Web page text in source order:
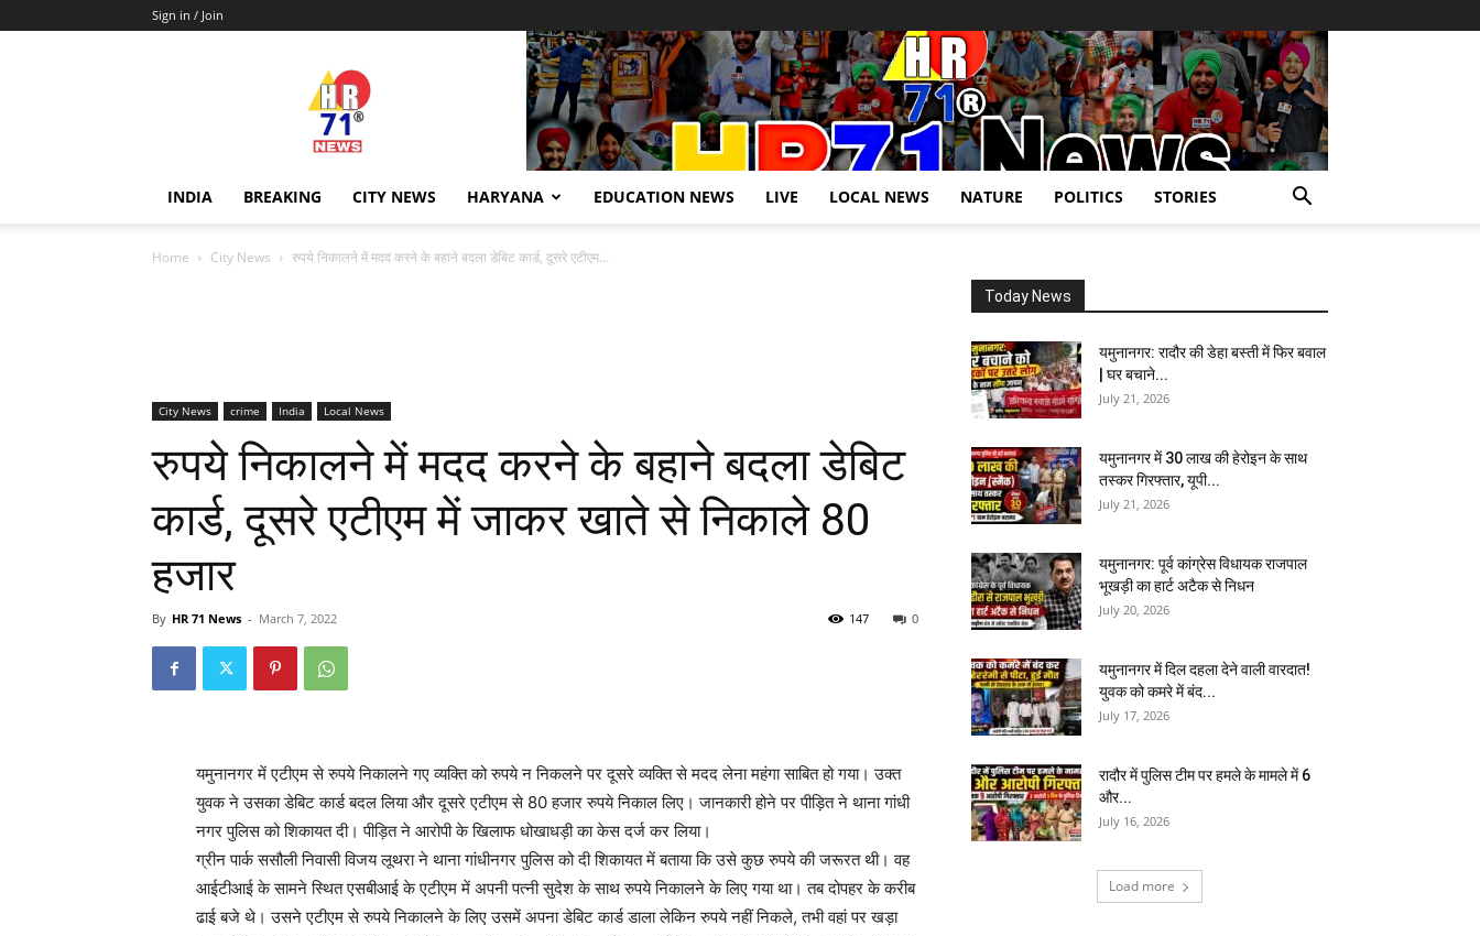
Sign in / Join
Hr71news
INDIA BREAKING CITY NEWS HARYANA EDUCATION NEWS LIVE LOCAL NEWS NATURE POLITICS STORIES
Home City News रुपये निकालने में मदद करने के बहाने बदला डेबिट कार्ड, दूसरे एटीएम...
City News crime India Local News
रुपये निकालने में मदद करने के बहाने बदला डेबिट
कार्ड, दूसरे एटीएम में जाकर खाते से निकाले 80
हजार
By HR 71 News - March 7, 2022 0
147
यमुनानगर में एटीएम से रुपये निकालने गए व्यक्ति को रुपये न निकलने पर दूसरे व्यक्ति से मदद लेना महंगा साबित हो गया। उक्त
युवक ने उसका डेबिट कार्ड बदल लिया और दूसरे एटीएम से 80 हजार रुपये निकाल लिए। जानकारी होने पर पीड़ित ने थाना गांधी
नगर पुलिस को शिकायत दी। पीड़ित ने आरोपी के खिलाफ धोखाधड़ी का केस दर्ज कर लिया।
ग्रीन पार्क ससौली निवासी विजय लूथरा ने थाना गांधीनगर पुलिस को दी शिकायत में बताया कि उसे कुछ रुपये की जरूरत थी। वह
आईटीआई के सामने स्थित एसबीआई के एटीएम में अपनी पत्नी सुदेश के साथ रुपये निकालने के लिए गया था। तब दोपहर के करीब
ढाई बजे थे। उसने एटीएम से रुपये निकालने के लिए उसमें अपना डेबिट कार्ड डाला लेकिन रुपये नहीं निकले, तभी वहां पर खड़ा
Today News
यमुनानगर: रादौर की डेहा बस्ती में फिर बवाल
| घर बचाने...
July 21, 2026
यमुनानगर में 30 लाख की हेरोइन के साथ
तस्कर गिरफ्तार, यूपी...
July 21, 2026
यमुनानगर: पूर्व कांग्रेस विधायक राजपाल
भूखड़ी का हार्ट अटैक से निधन
July 20, 2026
यमुनानगर में दिल दहला देने वाली वारदात!
युवक को कमरे में बंद...
July 17, 2026
रादौर में पुलिस टीम पर हमले के मामले में 6
और...
July 16, 2026
Load more